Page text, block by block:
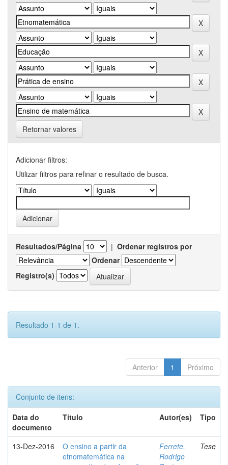
Retornar valores
Adicionar filtros:
Utilizar filtros para refinar o resultado de busca.
Resultados/Página | Ordenar registros por
Ordenar
Registro(s)
Resultado 1-1 de 1.
Anterior 1 Próximo
Conjunto de itens:
Data do
documento
Título Autor(es) Tipo
13-Dez-2016
O ensino a partir da
etnomatemática na
Ferrete,
Rodrigo
Tese